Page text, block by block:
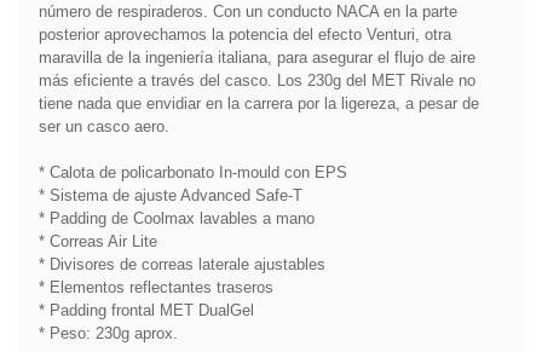
número de respiraderos. Con un conducto NACA en la parte
posterior aprovechamos la potencia del efecto Venturi, otra
maravilla de la ingeniería italiana, para asegurar el flujo de aire
más eficiente a través del casco. Los 230g del MET Rivale no
tiene nada que envidiar en la carrera por la ligereza, a pesar de
ser un casco aero.
* Calota de policarbonato In-mould con EPS
* Sistema de ajuste Advanced Safe-T
* Padding de Coolmax lavables a mano
* Correas Air Lite
* Divisores de correas laterale ajustables
* Elementos reflectantes traseros
* Padding frontal MET DualGel
* Peso: 230g aprox.